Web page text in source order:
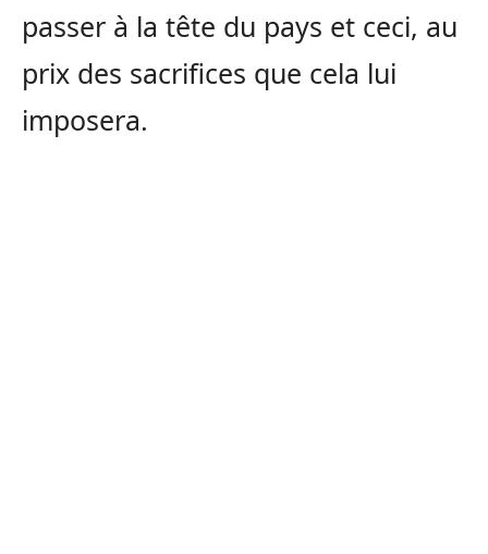
passer à la tête du pays et ceci, au
prix des sacrifices que cela lui
imposera.